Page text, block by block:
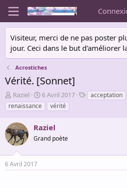
Visiteur, merci de ne pas poster
jour. Ceci dans le but d'améliorer
Acrostiches
Vérité. [Sonnet]
A
u
t
e
u
r
d
e
l
Raziel
D
a
t
d
e
é
6 Avril 2017
T
a
acceptation
renaissance
vérité
Raziel
Grand poète
6 Avril 2017